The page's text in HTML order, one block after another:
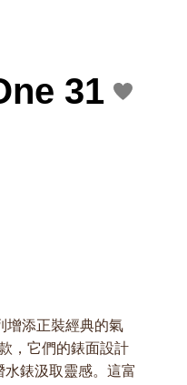
31
增添正裝經典的氣
，它們的錶面設計
錶汲取靈感。這富